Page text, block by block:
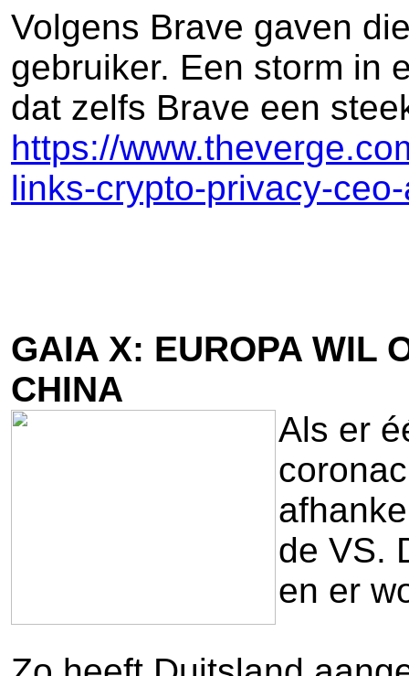
Volgens Brave gaven
gebruiker. Een storm in
dat zelfs Brave een
https://
links-crypto-privacy-
GAIA X: EUROPA WIL
CHINA
Als er
de VS.
en er